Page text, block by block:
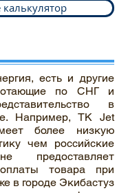
есть и другие
по СНГ и
в
Например, ТК Jet
более низкую
чем российские
товара при
в городе Экибастуз